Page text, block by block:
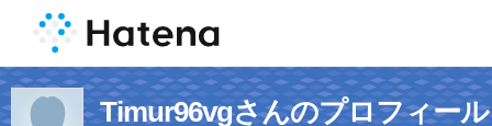
Timur96vgさんのプロフィール